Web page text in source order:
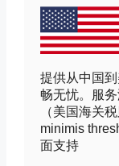
提供从中国
畅无忧。服
（美国海关
minimis
面支持